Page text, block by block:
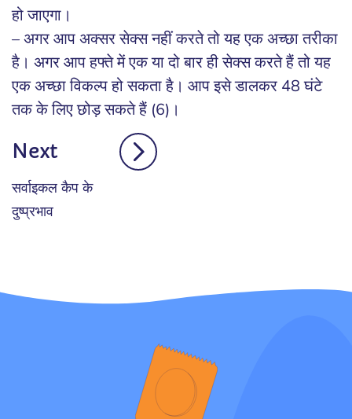
हो जाएगा।
– अगर आप अक्सर सेक्स नहीं करते तो यह एक अच्छा तरीका
है। अगर आप हफ्ते में एक या दो बार ही सेक्स करते हैं तो यह
एक अच्छा विकल्प हो सकता है। आप इसे डालकर 48 घंटे
तक के लिए छोड़ सकते हैं (6)।
Next
सर्वाइकल कैप के
दुष्प्रभाव